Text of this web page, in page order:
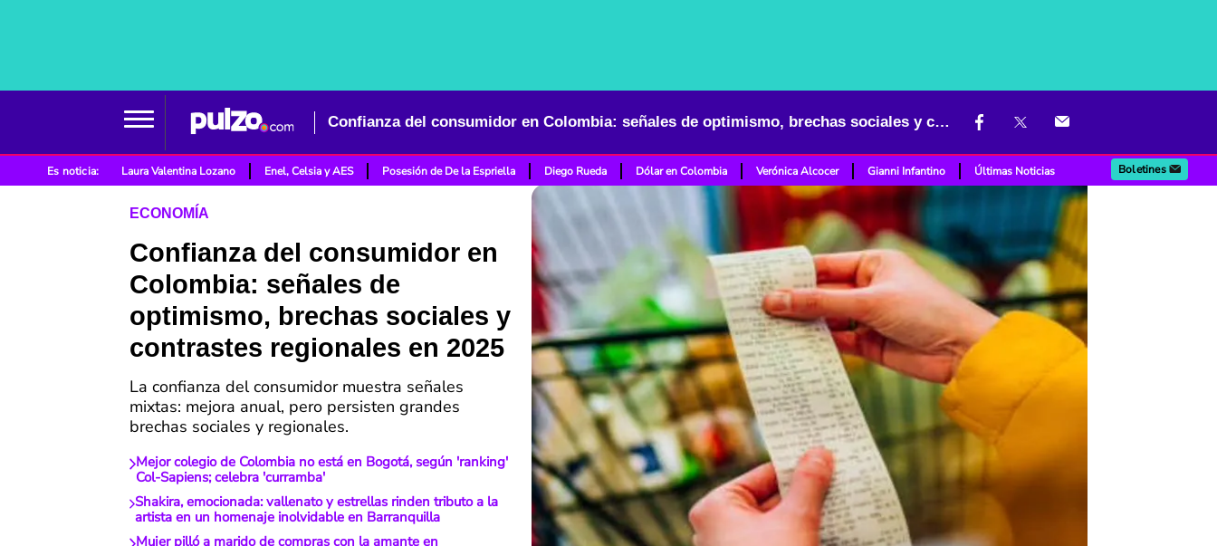
Confianza del consumidor en Colombia: señales de optimismo, brechas sociales y contrastes regionales en 2025
Es noticia: Laura Valentina Lozano Enel, Celsia y AES Posesión de De la Espriella Diego Rueda Dólar en Colombia Verónica Alcocer Gianni Infantino Últimas Noticias Boletines
ECONOMÍA
Confianza del consumidor en
Colombia: señales de
optimismo, brechas sociales y
contrastes regionales en 2025
La confianza del consumidor muestra señales
mixtas: mejora anual, pero persisten grandes
brechas sociales y regionales.
Mejor colegio de Colombia no está en Bogotá, según 'ranking'
Col-Sapiens; celebra 'curramba'
Shakira, emocionada: vallenato y estrellas rinden tributo a la
artista en un homenaje inolvidable en Barranquilla
Mujer pilló a marido de compras con la amante en